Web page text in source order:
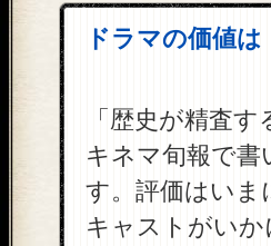
ドラマの価値は
「歴史が精査
キネマ旬報で
す。評価はいま
キャストがい